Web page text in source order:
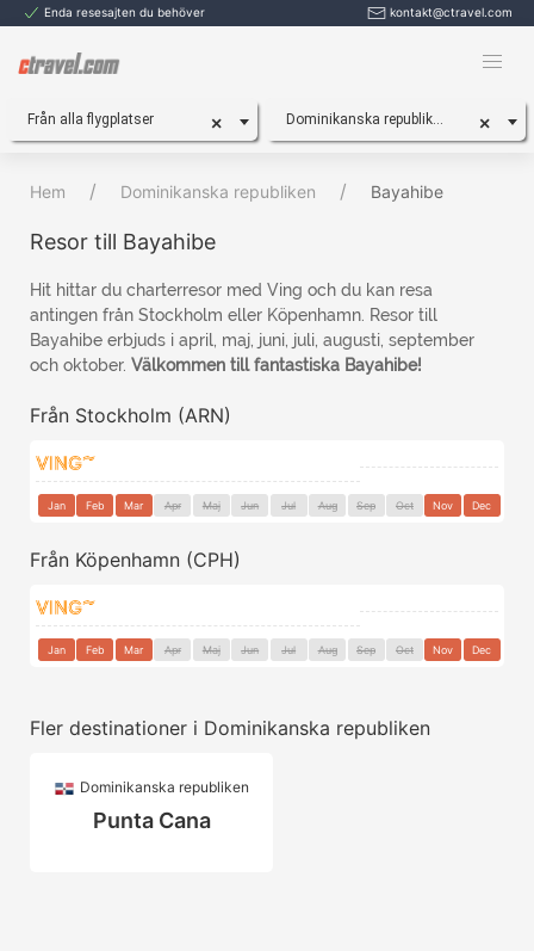
Enda resesajten du behöver kontakt@ctravel.com
×
Från alla flygplatser ×
Dominikanska republiken, Bayahibe
Hem Dominikanska republiken Bayahibe
Resor till Bayahibe
Hit hittar du charterresor med Ving och du kan resa
antingen från Stockholm eller Köpenhamn. Resor till
Bayahibe erbjuds i april, maj, juni, juli, augusti, september
och oktober. Välkommen till fantastiska Bayahibe!
Från Stockholm (ARN)
Jan Feb Mar Apr Maj Jun Jul Aug Sep Oct Nov Dec
Från Köpenhamn (CPH)
Jan Feb Mar Apr Maj Jun Jul Aug Sep Oct Nov Dec
Fler destinationer i Dominikanska republiken
Dominikanska republiken
Punta Cana